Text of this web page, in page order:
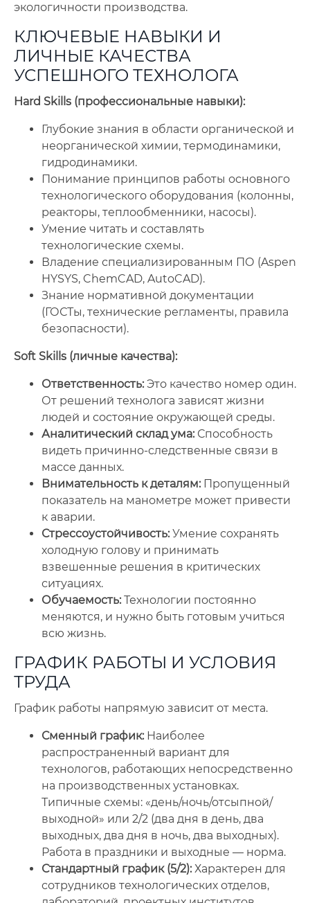
экологичности производства.
КЛЮЧЕВЫЕ НАВЫКИ И
ЛИЧНЫЕ КАЧЕСТВА
УСПЕШНОГО ТЕХНОЛОГА
Hard Skills (профессиональные навыки):
Глубокие знания в области органической и
неорганической химии, термодинамики,
гидродинамики.
Понимание принципов работы основного
технологического оборудования (колонны,
реакторы, теплообменники, насосы).
Умение читать и составлять
технологические схемы.
Владение специализированным ПО (Aspen
HYSYS, ChemCAD, AutoCAD).
Знание нормативной документации
(ГОСТы, технические регламенты, правила
безопасности).
Soft Skills (личные качества):
Ответственность:Это качество номер один.
От решений технолога зависят жизни
людей и состояние окружающей среды.
Аналитический склад ума:Способность
видеть причинно-следственные связи в
массе данных.
Внимательность к деталям:Пропущенный
показатель на манометре может привести
к аварии.
Стрессоустойчивость:Умение сохранять
холодную голову и принимать
взвешенные решения в критических
ситуациях.
Обучаемость:Технологии постоянно
меняются, и нужно быть готовым учиться
всю жизнь.
ГРАФИК РАБОТЫ И УСЛОВИЯ
ТРУДА
График работы напрямую зависит от места.
Сменный график:Наиболее
распространенный вариант для
технологов, работающих непосредственно
на производственных установках.
Типичные схемы: «день/ночь/отсыпной/
выходной» или 2/2 (два дня в день, два
выходных, два дня в ночь, два выходных).
Работа в праздники и выходные — норма.
Стандартный график (5/2):Характерен для
сотрудников технологических отделов,